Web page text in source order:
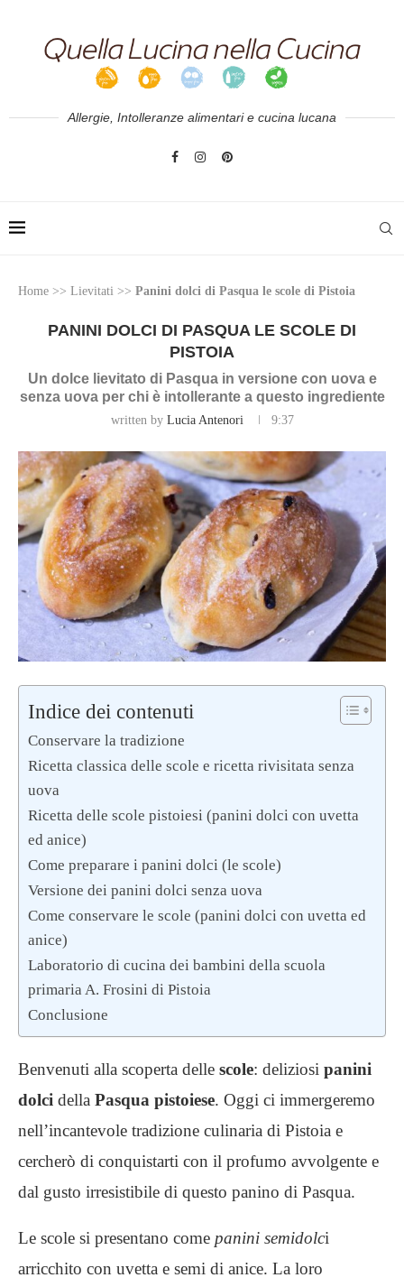
Allergie, Intolleranze alimentari e cucina lucana
Home >> Lievitati >> Panini dolci di Pasqua le scole di Pistoia
PANINI DOLCI DI PASQUA LE SCOLE DI
PISTOIA
Un dolce lievitato di Pasqua in versione con uova e
senza uova per chi è intollerante a questo ingrediente
written by Lucia Antenori 9:37
Indice dei contenuti
Conservare la tradizione
Ricetta classica delle scole e ricetta rivisitata senza
uova
Ricetta delle scole pistoiesi (panini dolci con uvetta
ed anice)
Come preparare i panini dolci (le scole)
Versione dei panini dolci senza uova
Come conservare le scole (panini dolci con uvetta ed
anice)
Laboratorio di cucina dei bambini della scuola
primaria A. Frosini di Pistoia
Conclusione
Benvenuti alla scoperta delle scole: deliziosi panini
dolci della Pasqua pistoiese. Oggi ci immergeremo
nell’incantevole tradizione culinaria di Pistoia e
cercherò di conquistarti con il profumo avvolgente e
dal gusto irresistibile di questo panino di Pasqua.
Le scole si presentano come panini semidolci
arricchito con uvetta e semi di anice. La loro